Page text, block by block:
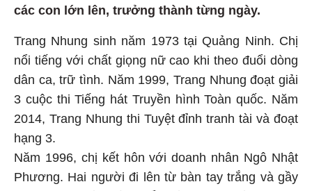
các con lớn lên, trưởng thành từng ngày.
Trang Nhung sinh năm 1973 tại Quảng Ninh. Chị
nổi tiếng với chất giọng nữ cao khi theo đuổi dòng
dân ca, trữ tình. Năm 1999, Trang Nhung đoạt giải
3 cuộc thi Tiếng hát Truyền hình Toàn quốc. Năm
2014, Trang Nhung thi Tuyệt đỉnh tranh tài và đoạt
hạng 3.
Năm 1996, chị kết hôn với doanh nhân Ngô Nhật
Phương. Hai người đi lên từ bàn tay trắng và gầy